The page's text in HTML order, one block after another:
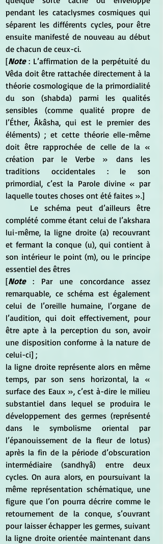
pendant les cataclysmes cosmiques qui
séparent les différents cycles, pour être
ensuite manifesté de nouveau au début
de chacun de ceux-ci.
[Note : L’affirmation de la perpétuité du
Vêda doit être rattachée directement à la
théorie cosmologique de la primordialité
du son (shabda) parmi les qualités
sensibles (comme qualité propre de
l’Éther, Âkâsha, qui est le premier des
éléments) ; et cette théorie elle-même
doit être rapprochée de celle de la «
création par le Verbe » dans les
traditions occidentales : le son
primordial, c’est la Parole divine « par
laquelle toutes choses ont été faites ».]
complété comme étant celui de l’akshara
lui-même, la ligne droite (a) recouvrant
et fermant la conque (u), qui contient à
son intérieur le point (m), ou le principe
essentiel des êtres
[Note : Par une concordance assez
remarquable, ce schéma est également
celui de l’oreille humaine, l’organe de
l’audition, qui doit effectivement, pour
être apte à la perception du son, avoir
une disposition conforme à la nature de
celui-ci] ;
la ligne droite représente alors en même
temps, par son sens horizontal, la «
surface des Eaux », c’est à-dire le milieu
substantiel dans lequel se produira le
développement des germes (représenté
dans le symbolisme oriental par
l’épanouissement de la fleur de lotus)
après la fin de la période d’obscuration
intermédiaire (sandhyâ) entre deux
cycles. On aura alors, en poursuivant la
même représentation schématique, une
figure que l’on pourra décrire comme le
retournement de la conque, s’ouvrant
pour laisser échapper les germes, suivant
la ligne droite orientée maintenant dans